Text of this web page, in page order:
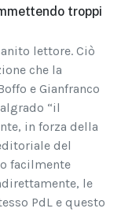
troppi
lettore. Ciò
che la
e Gianfranco
“il
in forza della
del
facilmente
le
PdL e questo